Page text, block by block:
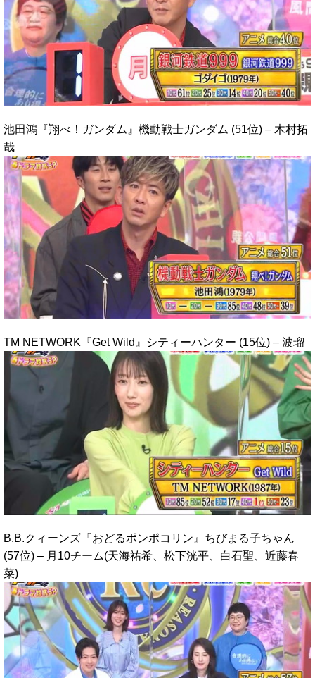
池田鴻『翔べ！ガンダム』機動戦士ガンダム (51位) – 木村拓
哉
TM NETWORK『Get Wild』シティーハンター (15位) – 波瑠
B.B.クィーンズ『おどるポンポコリン』ちびまる子ちゃん
(57位) – 月10チーム(天海祐希、松下洸平、白石聖、近藤春
菜)